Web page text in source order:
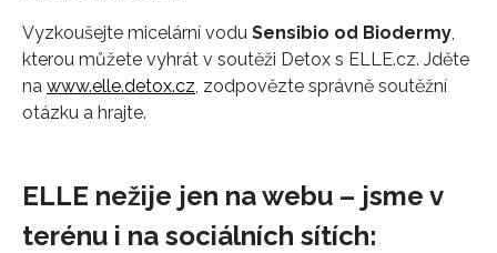
Vyzkoušejte micelární vodu Sensibio od Biodermy,
kterou můžete vyhrát v soutěži Detox s ELLE.cz. Jděte
na www.elle.detox.cz, zodpovězte správně soutěžní
otázku a hrajte.
ELLE nežije jen na webu – jsme v
terénu i na sociálních sítích: